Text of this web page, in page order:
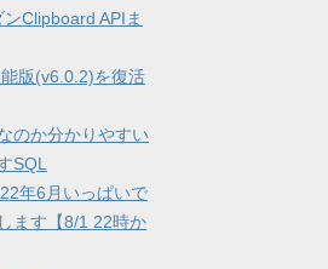
Clipboard APIま
版(v6.0.2)を復活
のか分かりやすい
SQL
年6月いっぱいで
ます【8/1 22時か